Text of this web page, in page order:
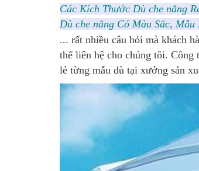
Các Kích Thước Dù che nắng
Dù che nắng Có Màu Sắc,
... rất nhiều câu hỏi mà khách
thể liên hệ cho chúng tôi. Công
lẻ từng mẫu dù tại xưởng sản